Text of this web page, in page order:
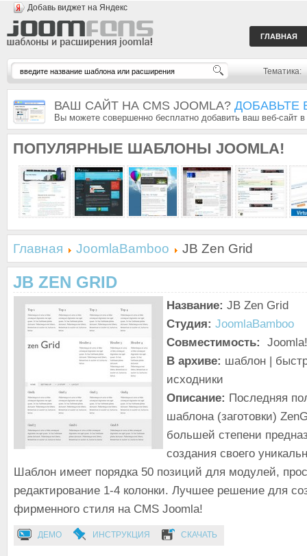
Добавь виджет на Яндекс
ГЛАВНАЯ
Тематика:
ВАШ САЙТ НА CMS JOOMLA? ДОБАВЬТЕ
Вы можете совершенно бесплатно добавить ваш веб-сайт
ПОПУЛЯРНЫЕ ШАБЛОНЫ JOOMLA!
Главная JoomlaBamboo JB Zen Grid
JB ZEN GRID
Название: JB Zen Grid
Студия: JoomlaBamboo
Совместимость:
В архиве: шаблон |
исходники
Описание: Последняя
шаблона (заготовки)
большей степени
создания своего
Шаблон имеет порядка 50 позиций для модулей,
редактирование 1-4 колонки. Лучшее решение для
фирменного стиля на CMS Joomla!
ДЕМО ИНСТРУКЦИЯ СКАЧАТЬ